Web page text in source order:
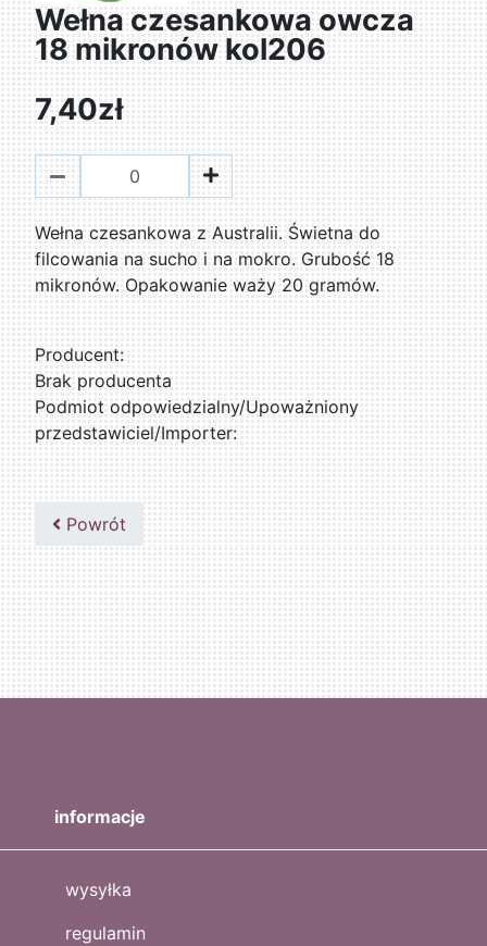
Wełna czesankowa owcza
18 mikronów kol206
7,40zł
Wełna czesankowa z Australii. Świetna do
filcowania na sucho i na mokro. Grubość 18
mikronów. Opakowanie waży 20 gramów.
Producent:
Brak producenta
Podmiot odpowiedzialny/Upoważniony
przedstawiciel/Importer:
Powrót
informacje
wysyłka
regulamin